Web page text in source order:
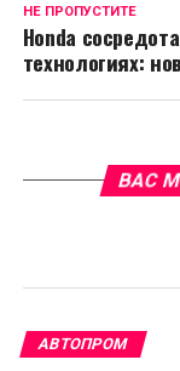
НЕ ПРОПУСТИТЕ
Honda
технологиях:
ВАС
АВТОПРОМ